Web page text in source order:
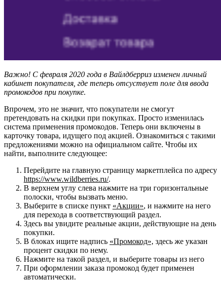
Важно! С февраля 2020 года в Вайлдберриз изменен личный
кабинет покупателя, где теперь отсуствует поле для ввода
промокодов при покупке.
Впрочем, это не значит, что покупатели не смогут
претендовать на скидки при покупках. Просто изменилась
система применения промокодов. Теперь они включены в
карточку товара, идущего под акцией. Ознакомиться с такими
предложениями можно на официальном сайте. Чтобы их
найти, выполните следующее:
Перейдите на главную страницу маркетплейса по адресу
https://www.wildberries.ru/.
В верхнем углу слева нажмите на три горизонтальные
полоски, чтобы вызвать меню.
Выберите в списке пункт «Акции», и нажмите на него
для перехода в соответствующий раздел.
Здесь вы увидите реальные акции, действующие на день
покупки.
В блоках ищите надпись «Промокод», здесь же указан
процент скидки по нему.
Нажмите на такой раздел, и выберите товары из него
При оформлении заказа промокод будет применен
автоматически.